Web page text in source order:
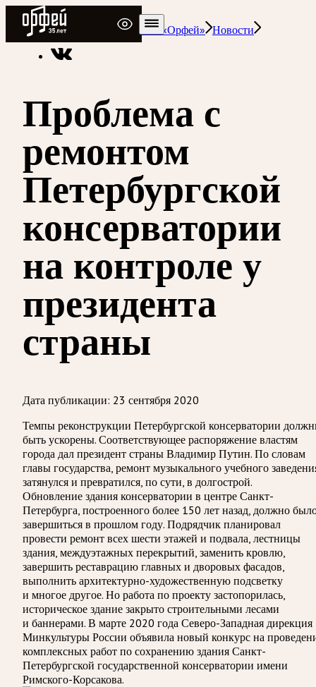
Радио Орфей
Радио классической музыки «Орфей» Новости
Проблема с
ремонтом
Петербургской
консерватории
на контроле у
президента
страны
Дата публикации: 23 сентября 2020
Темпы реконструкции Петербургской консерватории
быть ускорены. Соответствующее распоряжение властям
города дал президент страны Владимир Путин. По словам
главы государства, ремонт музыкального учебного
затянулся и превратился, по сути, в долгострой.
Обновление здания консерватории в центре Санкт-
Петербурга, построенного более 150 лет назад, должно
завершиться в прошлом году. Подрядчик планировал
провести ремонт всех шести этажей и подвала, лестницы
здания, междуэтажных перекрытий, заменить кровлю,
завершить реставрацию главных и дворовых фасадов,
выполнить архитектурно-художественную подсветку
и многое другое. Но работа по проекту застопорилась,
историческое здание закрыто строительными лесами
и баннерами. В марте 2020 года Северо-Западная дирекция
Минкультуры России объявила новый конкурс на
комплексных работ по сохранению здания Санкт-
Петербургской государственной консерватории имени
Римского-Корсакова.